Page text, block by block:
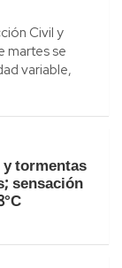
Civil y
martes se
variable,
tormentas
sensación